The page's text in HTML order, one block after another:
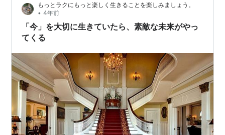
もっとラクにもっと楽しく生きることを楽しみましょう。
• 4年前
「今」を大切に生きていたら、素敵な未来がやっ
てくる